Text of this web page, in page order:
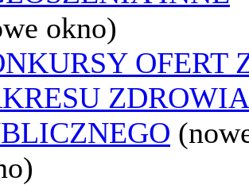
okno)
OFERT
ZDROWIA